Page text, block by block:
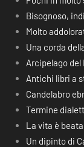
Bisognoso,
Molto
Una corda
Arcipelago
Antichi libri a
Candelabro
Termine
La vita è
Un dipinto di